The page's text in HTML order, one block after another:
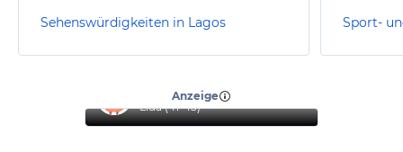
Sehenswürdigkeiten in Lagos Sport-
Anzeige
Lıda (41-45)